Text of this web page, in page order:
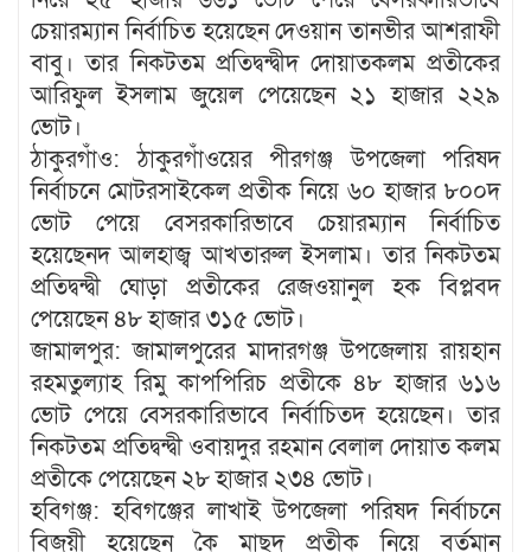
চেয়ারম্যান নির্বাচিত হয়েছেন দেওয়ান তানভীর আশরাফী
বাবু। তার নিকটতম প্রতিদ্বন্দ্বীদ দোয়াতকলম প্রতীকের
আরিফুল ইসলাম জুয়েল পেয়েছেন ২১ হাজার ২২৯
ভোট।
ঠাকুরগাঁও: ঠাকুরগাঁওয়ের পীরগঞ্জ উপজেলা পরিষদ
নির্বাচনে মোটরসাইকেল প্রতীক নিয়ে ৬০ হাজার ৮০০দ
ভোট পেয়ে বেসরকারিভাবে চেয়ারম্যান নির্বাচিত
হয়েছেনদ আলহাজ্ব আখতারুল ইসলাম। তার নিকটতম
প্রতিদ্বন্দ্বী ঘোড়া প্রতীকের রেজওয়ানুল হক বিপ্লবদ
পেয়েছেন ৪৮ হাজার ৩১৫ ভোট।
জামালপুর: জামালপুরের মাদারগঞ্জ উপজেলায় রায়হান
রহমতুল্যাহ রিমু কাপপিরিচ প্রতীকে ৪৮ হাজার ৬১৬
ভোট পেয়ে বেসরকারিভাবে নির্বাচিতদ হয়েছেন। তার
নিকটতম প্রতিদ্বন্দ্বী ওবায়দুর রহমান বেলাল দোয়াত কলম
প্রতীকে পেয়েছেন ২৮ হাজার ২৩৪ ভোট।
হবিগঞ্জ: হবিগঞ্জের লাখাই উপজেলা পরিষদ নির্বাচনে
বিজয়ী হয়েছেন কৈ মাছদ প্রতীক নিয়ে বর্তমান